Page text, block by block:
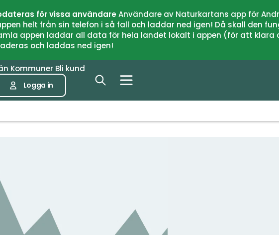
för vissa användareAnvändare av Naturkartans app för
helt från sin telefon i så fall och laddar ned igen! Då skall den
appen laddar all data för hela landet lokalt i appen (för att
och laddas ned igen!
Kommuner Bli kund
Logga in